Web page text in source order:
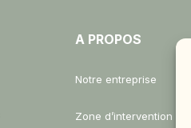
A PROPOS
Notre entreprise
Zone d’intervention